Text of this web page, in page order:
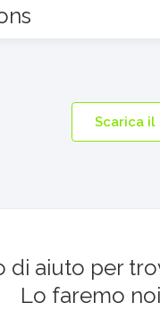
Scarica il
di aiuto per
Lo faremo